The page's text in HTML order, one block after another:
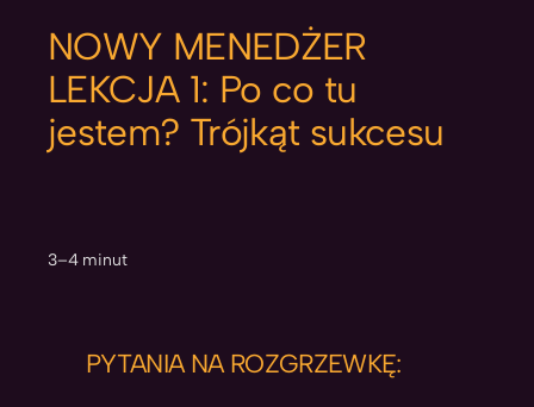
NOWY MENEDŻER
LEKCJA 1: Po co tu
jestem? Trójkąt sukcesu
3–4 minut
PYTANIA NA ROZGRZEWKĘ: